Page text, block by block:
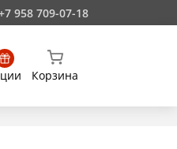
958 709-07-18
Корзина